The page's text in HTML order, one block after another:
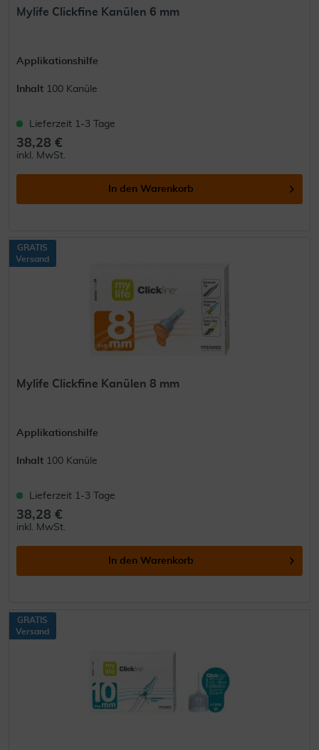
Mylife Clickfine Kanülen 6 mm
Applikationshilfe
Inhalt 100 Kanüle
Lieferzeit 1-3 Tage
38,28 €
inkl. MwSt.
In den Warenkorb
GRATIS
Versand
Mylife Clickfine Kanülen 8 mm
Applikationshilfe
Inhalt 100 Kanüle
Lieferzeit 1-3 Tage
38,28 €
inkl. MwSt.
In den Warenkorb
GRATIS
Versand